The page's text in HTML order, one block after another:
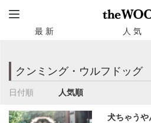
最 新 人 気
クンミング・ウルフドッグ
日付順 人気順
犬ちゃうや